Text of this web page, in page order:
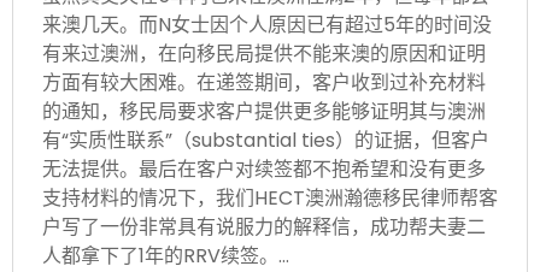
来澳几天。而N女士因个人原因已有超过5年的时间没
有来过澳洲，在向移民局提供不能来澳的原因和证明
方面有较大困难。在递签期间，客户收到过补充材料
的通知，移民局要求客户提供更多能够证明其与澳洲
有“实质性联系”（substantial ties）的证据，但客户
无法提供。最后在客户对续签都不抱希望和没有更多
支持材料的情况下，我们HECT澳洲瀚德移民律师帮客
户写了一份非常具有说服力的解释信，成功帮夫妻二
人都拿下了1年的RRV续签。…